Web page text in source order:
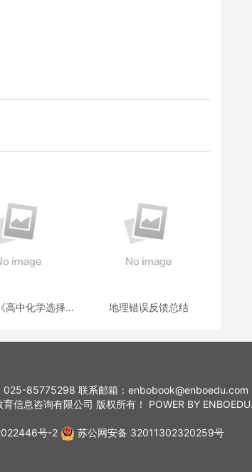
高中化学选择性
地理错误反馈总结
025-85775298 联系邮箱：enbobook@enboedu.com
育信息咨询有限公司 版权所有！ POWER BY
号-2 苏公网安备 32011302320259号